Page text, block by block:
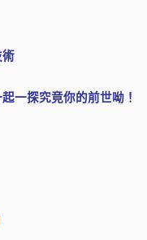
術
一探究竟你的前世呦！